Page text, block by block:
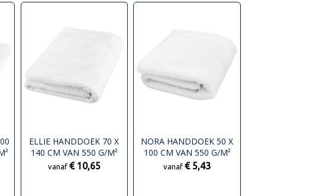
ELLIE HANDDOEK 70 X
140 CM VAN 550 G/M²
KATOEN
vanaf € 10,65
NORA HANDDOEK 50 X
100 CM VAN 550 G/M²
KATOEN
vanaf€ 5,43